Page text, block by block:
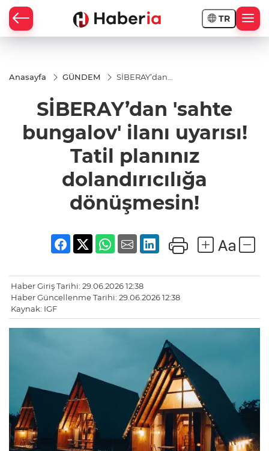
TR
Anasayfa GÜNDEM
SİBERAY’dan
ilanı uyarısı!
Tatil planınız
dolandırıcılığa
dönüşmesin!
SİBERAY’dan 'sahte
bungalov' ilanı uyarısı!
Tatil planınız
dolandırıcılığa
dönüşmesin!
Haber Giriş Tarihi: 29.06.2026 12:38
Haber Güncellenme Tarihi: 29.06.2026 12:38
Kaynak: IGF